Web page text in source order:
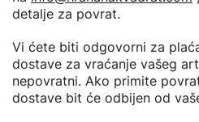
detalje za povrat.
Vi ćete biti odgovorni za
dostave za vraćanje vašeg
nepovratni. Ako primite
dostave bit će odbijen od